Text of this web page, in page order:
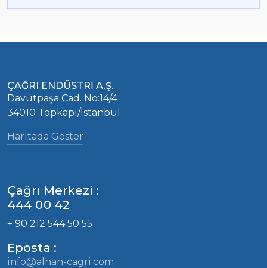
ÇAĞRI ENDÜSTRİ A.Ş.
Davutpaşa Cad. No:14/4
34010 Topkapı/İstanbul
Haritada Göster
Çağrı Merkezi :
444 00 42
+ 90 212 544 50 55
Eposta :
info@alhan-cagri.com